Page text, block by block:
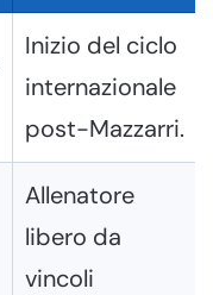
Inizio del ciclo
internazionale
post-Mazzarri.
Allenatore
libero da
vincoli